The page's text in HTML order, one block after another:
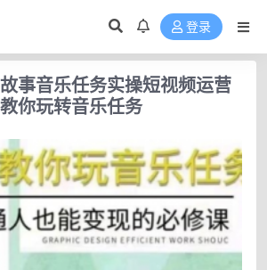
登录
事音乐任务实操短视频运营
你玩转音乐任务